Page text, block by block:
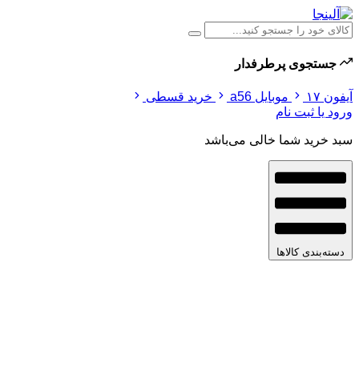
جستجوی پرطرفدار
آیفون ۱۷ موبایل a56
خرید قسطی
ورود یا ثبت نام
سبد خرید شما خالی می‌باشد
دسته‌بندی کالاها